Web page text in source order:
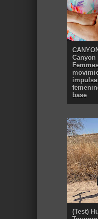
Canyon
base
(Test)